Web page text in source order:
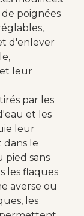
poignées
d'enlever
leur
par les
et les
leur
le
pied sans
les flaques
averse ou
les